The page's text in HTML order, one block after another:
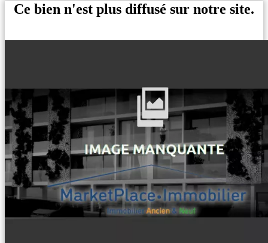
Ce bien n'est plus diffusé sur notre site.